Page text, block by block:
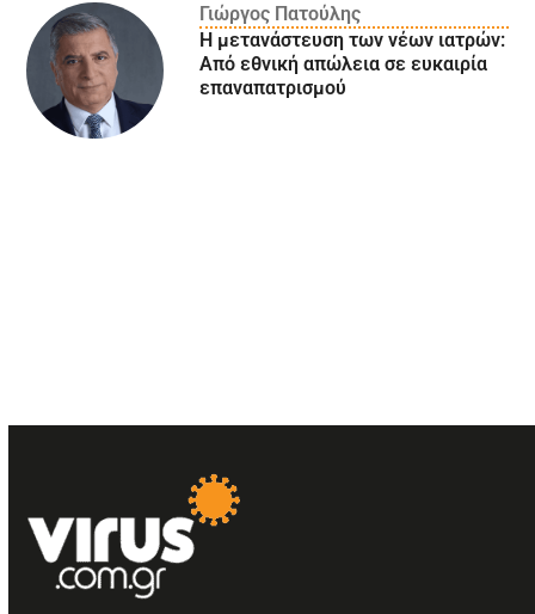
Γιώργος Πατούλης
Η μετανάστευση των νέων ιατρών:
Aπό εθνική απώλεια σε ευκαιρία
επαναπατρισμού